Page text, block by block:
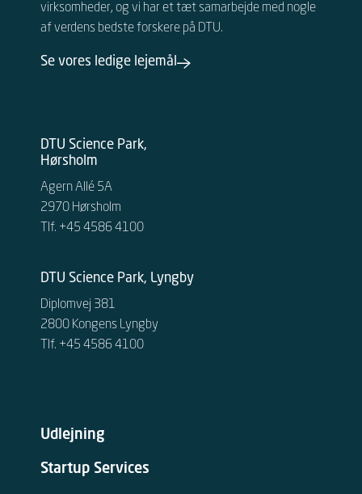
virksomheder, og vi har et tæt samarbejde med nogle
af verdens bedste forskere på DTU.
Se vores ledige lejemål
DTU Science Park,
Hørsholm
Agern Allé 5A
2970 Hørsholm
Tlf. +45 4586 4100
DTU Science Park, Lyngby
Diplomvej 381
2800 Kongens Lyngby
Tlf. +45 4586 4100
Udlejning
Startup Services